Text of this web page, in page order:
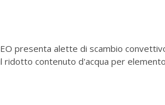
presenta alette di scambio
ridotto contenuto d'acqua per